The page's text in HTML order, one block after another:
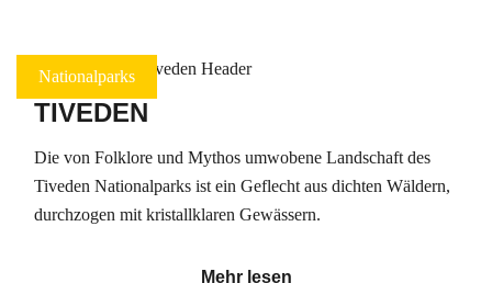
Nationalparks
TIVEDEN
Die von Folklore und Mythos umwobene Landschaft des
Tiveden Nationalparks ist ein Geflecht aus dichten Wäldern,
durchzogen mit kristallklaren Gewässern.
Mehr lesen